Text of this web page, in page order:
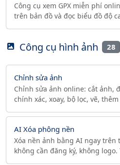
Công cụ xem GPX miễn phí
trên bản đồ và đọc biểu đồ độ
Công cụ hình ảnh 28
Chỉnh sửa ảnh
Chỉnh sửa ảnh online: cắt ảnh,
chính xác, xoay, bộ lọc, vẽ,
AI Xóa phông nền
Xóa nền ảnh bằng AI ngay
không cần đăng ký, không